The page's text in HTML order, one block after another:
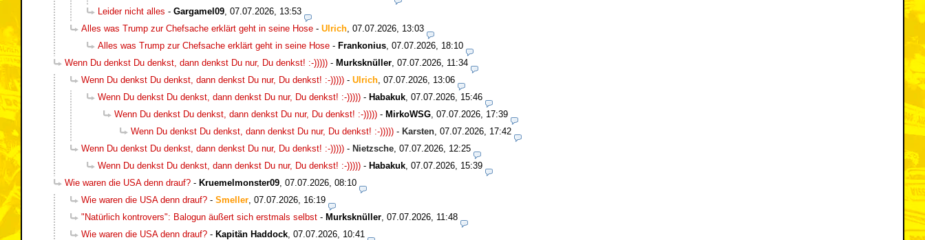
Leider nicht alles - Gargamel09 07.07.2026, 13:53
Alles was Trump zur Chefsache erklärt geht in seine Hose - Ulrich 07.07.2026, 13:03
Alles was Trump zur Chefsache erklärt geht in seine Hose - Frankonius 07.07.2026, 18:10
Wenn Du denkst Du denkst, dann denkst Du nur, Du denkst! :-))))) - Murksknüller 07.07.2026, 11:34
Wenn Du denkst Du denkst, dann denkst Du nur, Du denkst! :-))))) - Ulrich 07.07.2026, 13:06
Wenn Du denkst Du denkst, dann denkst Du nur, Du denkst! :-))))) - Habakuk 07.07.2026, 15:46
Wenn Du denkst Du denkst, dann denkst Du nur, Du denkst! :-))))) - MirkoWSG 07.07.2026, 17:39
Wenn Du denkst Du denkst, dann denkst Du nur, Du denkst! :-))))) - Karsten 07.07.2026, 17:42
Wenn Du denkst Du denkst, dann denkst Du nur, Du denkst! :-))))) - Nietzsche 07.07.2026, 12:25
Wenn Du denkst Du denkst, dann denkst Du nur, Du denkst! :-))))) - Habakuk 07.07.2026, 15:39
Wie waren die USA denn drauf? - Kruemelmonster09 07.07.2026, 08:10
Wie waren die USA denn drauf? - Smeller 07.07.2026, 16:19
"Natürlich kontrovers": Balogun äußert sich erstmals selbst - Murksknüller 07.07.2026, 11:48
Wie waren die USA denn drauf? - Kapitän Haddock 07.07.2026, 10:41